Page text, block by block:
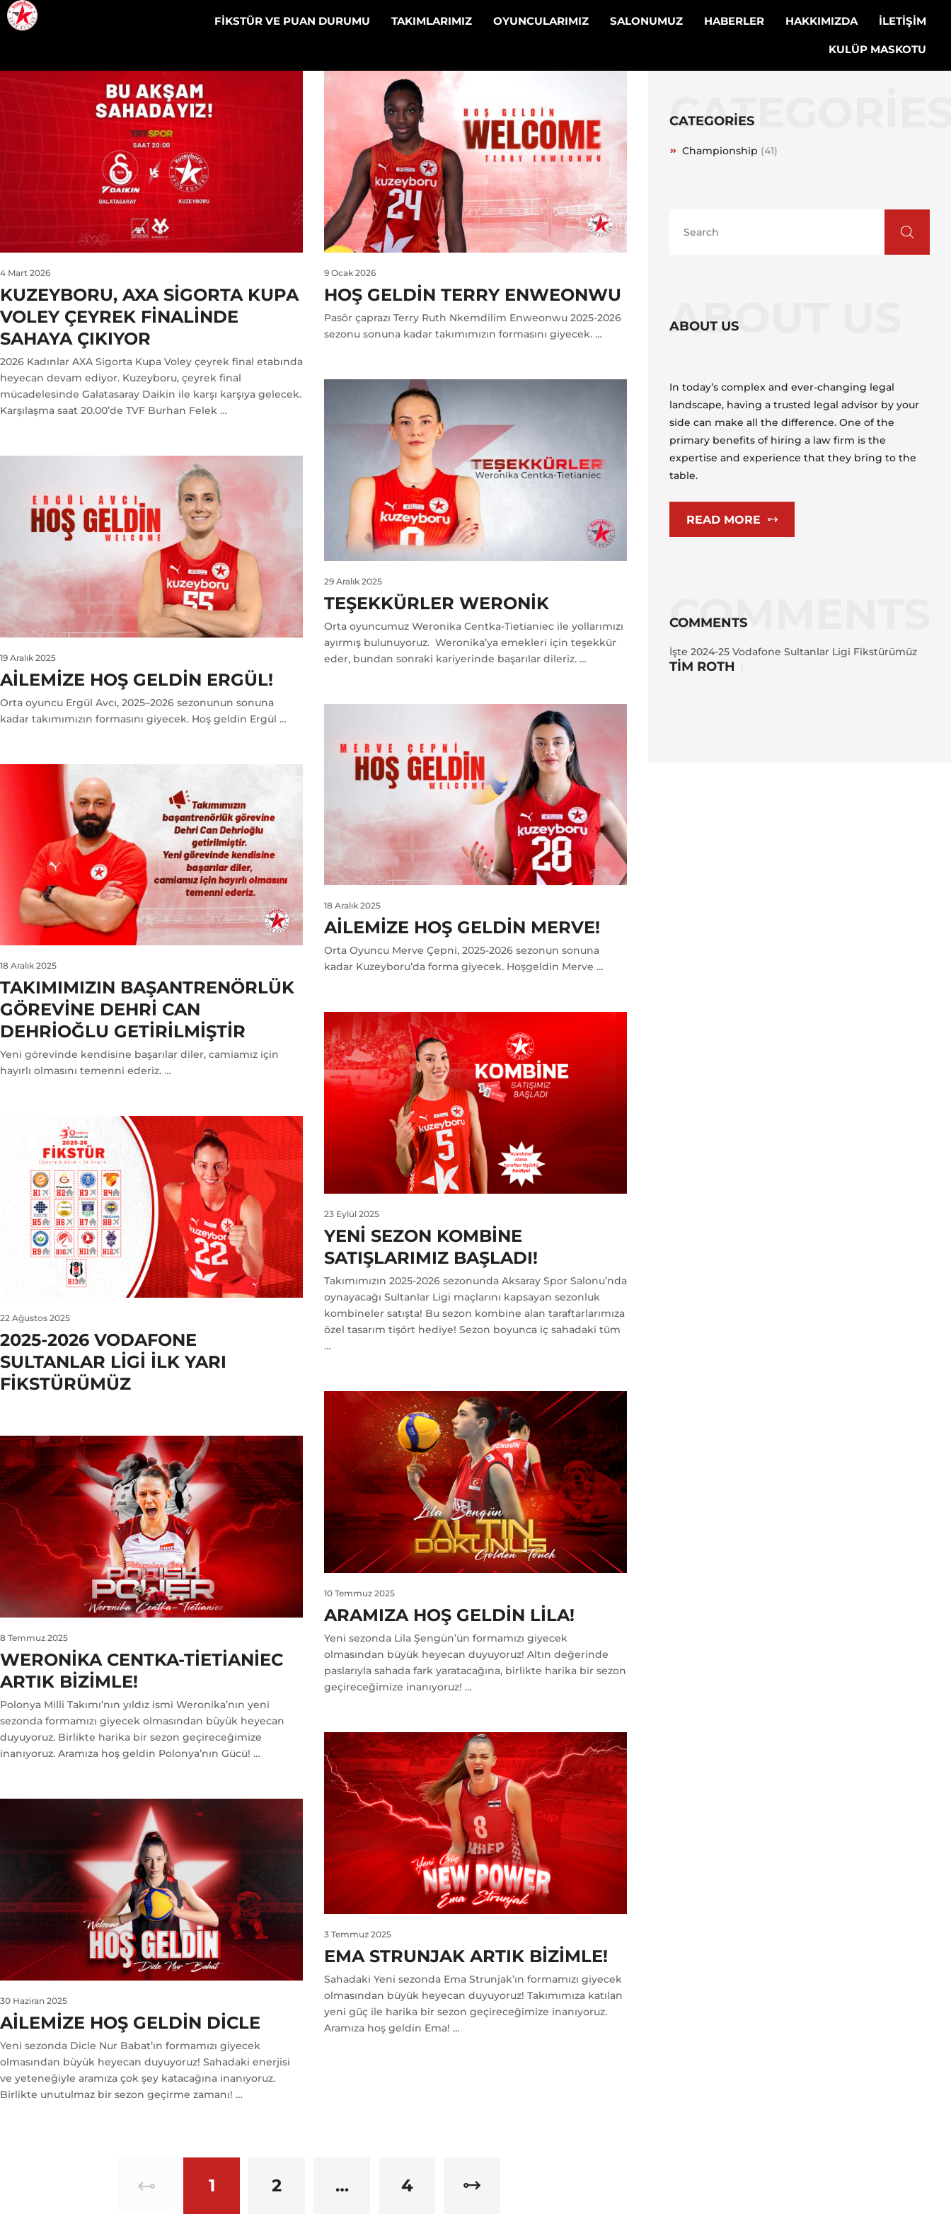
FİKSTÜR VE PUAN DURUMU TAKIMLARIMIZ OYUNCULARIMIZ SALONUMUZ HABERLER HAKKIMIZDA İLETİŞİM
KULÜP MASKOTU
4 Mart 2026
KUZEYBORU, AXA SIGORTA KUPA
VOLEY ÇEYREK FINALINDE
SAHAYA ÇIKIYOR
2026 Kadınlar AXA Sigorta Kupa Voley çeyrek final etabında
heyecan devam ediyor. Kuzeyboru, çeyrek final
mücadelesinde Galatasaray Daikin ile karşı karşıya gelecek.
Karşılaşma saat 20.00’de TVF Burhan Felek …
9 Ocak 2026
HOŞ GELDIN TERRY ENWEONWU
Pasör çaprazı Terry Ruth Nkemdilim Enweonwu 2025-2026
sezonu sonuna kadar takımımızın formasını giyecek. …
29 Aralık 2025
TEŞEKKÜRLER WERONIK
Orta oyuncumuz Weronika Centka-Tietianiec ile yollarımızı
ayırmış bulunuyoruz. Weronika’ya emekleri için teşekkür
eder, bundan sonraki kariyerinde başarılar dileriz. …
19 Aralık 2025
AILEMIZE HOŞ GELDIN ERGÜL!
Orta oyuncu Ergül Avcı, 2025–2026 sezonunun sonuna
kadar takımımızın formasını giyecek. Hoş geldin Ergül …
18 Aralık 2025
AILEMIZE HOŞ GELDIN MERVE!
Orta Oyuncu Merve Çepni, 2025-2026 sezonun sonuna
kadar Kuzeyboru’da forma giyecek. Hoşgeldin Merve …
18 Aralık 2025
TAKIMIMIZIN BAŞANTRENÖRLÜK
GÖREVINE DEHRI CAN
DEHRIOĞLU GETIRILMIŞTIR
Yeni görevinde kendisine başarılar diler, camiamız için
hayırlı olmasını temenni ederiz. …
23 Eylül 2025
YENI SEZON KOMBINE
SATIŞLARIMIZ BAŞLADI!
Takımımızın 2025-2026 sezonunda Aksaray Spor Salonu’nda
oynayacağı Sultanlar Ligi maçlarını kapsayan sezonluk
kombineler satışta! Bu sezon kombine alan taraftarlarımıza
özel tasarım tişört hediye! Sezon boyunca iç sahadaki tüm
…
22 Ağustos 2025
2025-2026 VODAFONE
SULTANLAR LIGI ILK YARI
FIKSTÜRÜMÜZ
10 Temmuz 2025
ARAMIZA HOŞ GELDIN LILA!
Yeni sezonda Lila Şengün’ün formamızı giyecek
olmasından büyük heyecan duyuyoruz! Altın değerinde
paslarıyla sahada fark yaratacağına, birlikte harika bir sezon
geçireceğimize inanıyoruz! …
8 Temmuz 2025
WERONIKA CENTKA-TIETIANIEC
ARTIK BIZIMLE!
Polonya Milli Takımı’nın yıldız ismi Weronika’nın yeni
sezonda formamızı giyecek olmasından büyük heyecan
duyuyoruz. Birlikte harika bir sezon geçireceğimize
inanıyoruz. Aramıza hoş geldin Polonya’nın Gücü! …
3 Temmuz 2025
EMA STRUNJAK ARTIK BIZIMLE!
Sahadaki Yeni sezonda Ema Strunjak’ın formamızı giyecek
olmasından büyük heyecan duyuyoruz! Takımımıza katılan
yeni güç ile harika bir sezon geçireceğimize inanıyoruz.
Aramıza hoş geldin Ema! …
30 Haziran 2025
AILEMIZE HOŞ GELDIN DICLE
Yeni sezonda Dicle Nur Babat’ın formamızı giyecek
olmasından büyük heyecan duyuyoruz! Sahadaki enerjisi
ve yeteneğiyle aramıza çok şey katacağına inanıyoruz.
Birlikte unutulmaz bir sezon geçirme zamanı! …
1 2 … 4
CATEGORIES
Championship (41)
ABOUT US
ABOUT US
In today’s complex and ever-changing legal
landscape, having a trusted legal advisor by your
side can make all the difference. One of the
primary benefits of hiring a law firm is the
expertise and experience that they bring to the
table.
READ MORE
COMMENTS
COMMENTS
İşte 2024-25 Vodafone Sultanlar Ligi Fikstürümüz
TIM ROTH